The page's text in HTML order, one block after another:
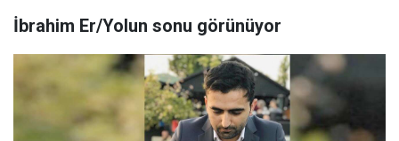
İbrahim Er/Yolun sonu görünüyor